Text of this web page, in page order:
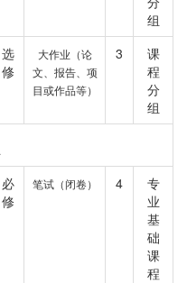
组
选
修
大作业（论
文、报告、项
目或作品等）
3
课
程
分
组
必
修
笔试（闭卷） 4
专
业
基
础
课
程